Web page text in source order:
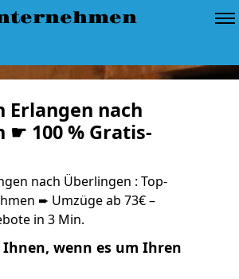
Erlangen nach
☛ 100 % Gratis-
nach Überlingen : Top-
➨ Umzüge ab 73€ –
in 3 Min.
wenn es um Ihren